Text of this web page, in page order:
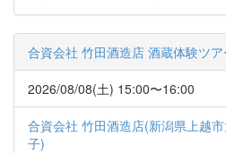
合資会社 竹田酒造店 酒蔵体験ツア
2026/08/08(土) 15:00〜16:00
合資会社 竹田酒造店(新潟県上越
子)